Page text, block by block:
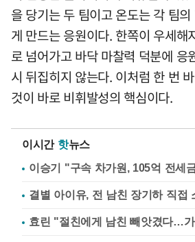
을 당기는 두 팀이고 온도는 각 팀
게 만드는 응원이다. 한쪽이 우세해
로 넘어가고 바닥 마찰력 덕분에 응
시 뒤집히지 않는다. 이처럼 한 번
것이 바로 비휘발성의 핵심이다.
이시간 핫뉴스
이승기 "구속 차가원, 105억 전세
결별 아이유, 전 남친 장기하 직접
효린 "절친에게 남친 빼앗겼다…